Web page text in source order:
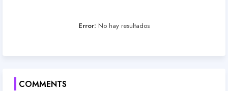
Error: No hay resultados
COMMENTS